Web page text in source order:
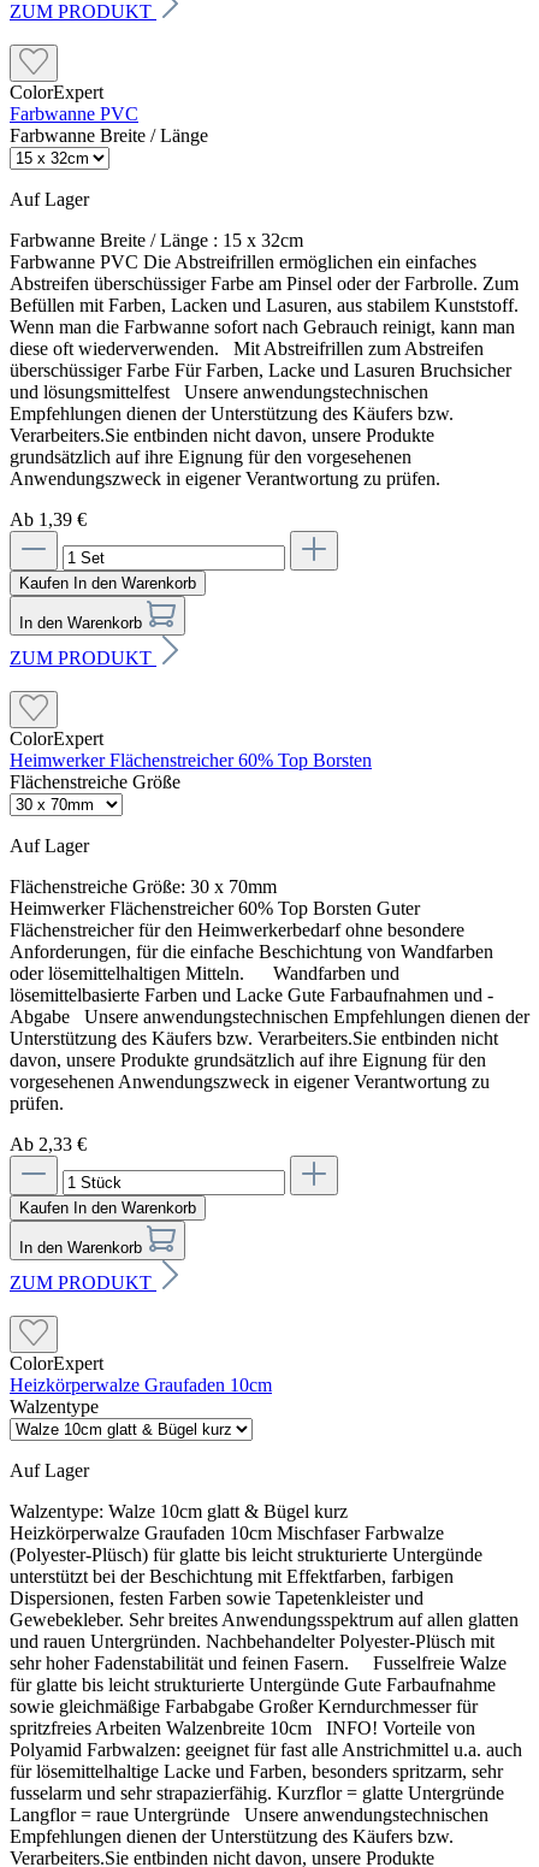
ZUM PRODUKT
ColorExpert
Farbwanne PVC
Farbwanne Breite / Länge
Auf Lager
Farbwanne Breite / Länge : 15 x 32cm
Farbwanne PVC Die Abstreifrillen ermöglichen ein einfaches
Abstreifen überschüssiger Farbe am Pinsel oder der Farbrolle. Zum
Befüllen mit Farben, Lacken und Lasuren, aus stabilem Kunststoff.
Wenn man die Farbwanne sofort nach Gebrauch reinigt, kann man
diese oft wiederverwenden. Mit Abstreifrillen zum Abstreifen
überschüssiger Farbe Für Farben, Lacke und Lasuren Bruchsicher
und lösungsmittelfest Unsere anwendungstechnischen
Empfehlungen dienen der Unterstützung des Käufers bzw.
Verarbeiters.Sie entbinden nicht davon, unsere Produkte
grundsätzlich auf ihre Eignung für den vorgesehenen
Anwendungszweck in eigener Verantwortung zu prüfen.
Ab 1,39 €
Kaufen In den Warenkorb
In den Warenkorb
ZUM PRODUKT
ColorExpert
Heimwerker Flächenstreicher 60% Top Borsten
Flächenstreiche Größe
Auf Lager
Flächenstreiche Größe: 30 x 70mm
Heimwerker Flächenstreicher 60% Top Borsten Guter
Flächenstreicher für den Heimwerkerbedarf ohne besondere
Anforderungen, für die einfache Beschichtung von Wandfarben
oder lösemittelhaltigen Mitteln. Wandfarben und
lösemittelbasierte Farben und Lacke Gute Farbaufnahmen und -
Abgabe Unsere anwendungstechnischen Empfehlungen dienen der
Unterstützung des Käufers bzw. Verarbeiters.Sie entbinden nicht
davon, unsere Produkte grundsätzlich auf ihre Eignung für den
vorgesehenen Anwendungszweck in eigener Verantwortung zu
prüfen.
Ab 2,33 €
Kaufen In den Warenkorb
In den Warenkorb
ZUM PRODUKT
ColorExpert
Heizkörperwalze Graufaden 10cm
Walzentype
Auf Lager
Walzentype: Walze 10cm glatt & Bügel kurz
Heizkörperwalze Graufaden 10cm Mischfaser Farbwalze
(Polyester-Plüsch) für glatte bis leicht strukturierte Untergünde
unterstützt bei der Beschichtung mit Effektfarben, farbigen
Dispersionen, festen Farben sowie Tapetenkleister und
Gewebekleber. Sehr breites Anwendungsspektrum auf allen glatten
und rauen Untergründen. Nachbehandelter Polyester-Plüsch mit
sehr hoher Fadenstabilität und feinen Fasern. Fusselfreie Walze
für glatte bis leicht strukturierte Untergünde Gute Farbaufnahme
sowie gleichmäßige Farbabgabe Großer Kerndurchmesser für
spritzfreies Arbeiten Walzenbreite 10cm INFO! Vorteile von
Polyamid Farbwalzen: geeignet für fast alle Anstrichmittel u.a. auch
für lösemittelhaltige Lacke und Farben, besonders spritzarm, sehr
fusselarm und sehr strapazierfähig. Kurzflor = glatte Untergründe
Langflor = raue Untergründe Unsere anwendungstechnischen
Empfehlungen dienen der Unterstützung des Käufers bzw.
Verarbeiters.Sie entbinden nicht davon, unsere Produkte